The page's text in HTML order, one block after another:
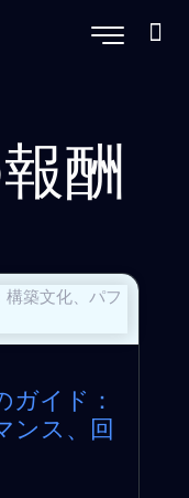
酬
ガイド：
ンス、回